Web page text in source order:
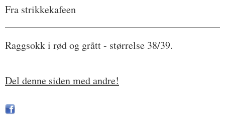
Fra strikkekafeen
Raggsokk i rød og grått - størrelse 38/39.
Del denne siden med andre!